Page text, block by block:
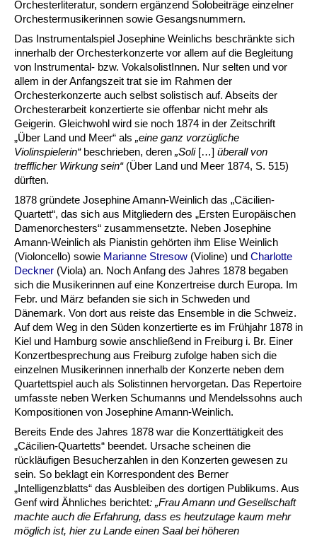
Orchesterliteratur, sondern ergänzend Solobeiträge einzelner
Orchestermusikerinnen sowie Gesangsnummern.
Das Instrumentalspiel Josephine Weinlichs beschränkte sich
innerhalb der Orchesterkonzerte vor allem auf die Begleitung
von Instrumental- bzw. VokalsolistInnen. Nur selten und vor
allem in der Anfangszeit trat sie im Rahmen der
Orchesterkonzerte auch selbst solistisch auf. Abseits der
Orchesterarbeit konzertierte sie offenbar nicht mehr als
Geigerin. Gleichwohl wird sie noch 1874 in der Zeitschrift
„Über Land und Meer“ als „eine ganz vorzügliche
Violinspielerin“beschrieben, deren „Soli […] überall von
trefflicher Wirkung sein“ (Über Land und Meer 1874, S. 515)
dürften.
1878 gründete Josephine Amann-Weinlich das „Cäcilien-
Quartett“, das sich aus Mitgliedern des „Ersten Europäischen
Damenorchesters“ zusammensetzte. Neben Josephine
Amann-Weinlich als Pianistin gehörten ihm Elise Weinlich
(Violoncello) sowie Marianne Stresow (Violine) und Charlotte
Deckner (Viola) an. Noch Anfang des Jahres 1878 begaben
sich die Musikerinnen auf eine Konzertreise durch Europa. Im
Febr. und März befanden sie sich in Schweden und
Dänemark. Von dort aus reiste das Ensemble in die Schweiz.
Auf dem Weg in den Süden konzertierte es im Frühjahr 1878 in
Kiel und Hamburg sowie anschließend in Freiburg i. Br. Einer
Konzertbesprechung aus Freiburg zufolge haben sich die
einzelnen Musikerinnen innerhalb der Konzerte neben dem
Quartettspiel auch als Solistinnen hervorgetan. Das Repertoire
umfasste neben Werken Schumanns und Mendelssohns auch
Kompositionen von Josephine Amann-Weinlich.
Bereits Ende des Jahres 1878 war die Konzerttätigkeit des
„Cäcilien-Quartetts“ beendet. Ursache scheinen die
rückläufigen Besucherzahlen in den Konzerten gewesen zu
sein. So beklagt ein Korrespondent des Berner
„Intelligenzblatts“ das Ausbleiben des dortigen Publikums. Aus
Genf wird Ähnliches berichtet: „Frau Amann und Gesellschaft
machte auch die Erfahrung, dass es heutzutage kaum mehr
möglich ist, hier zu Lande einen Saal bei höheren